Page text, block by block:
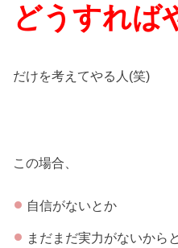
どうすれば
だけを考えてやる人(笑)
この場合、
自信がないとか
まだまだ実力がないから